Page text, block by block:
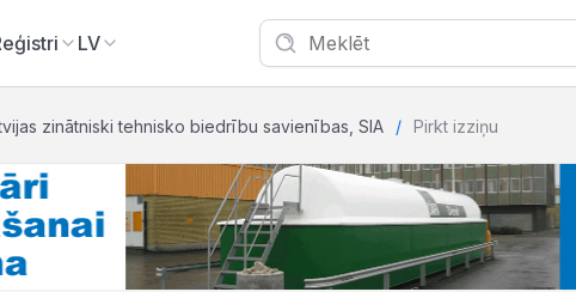
LV
zinātniski tehnisko biedrību savienības, SIA Pirkt izziņu